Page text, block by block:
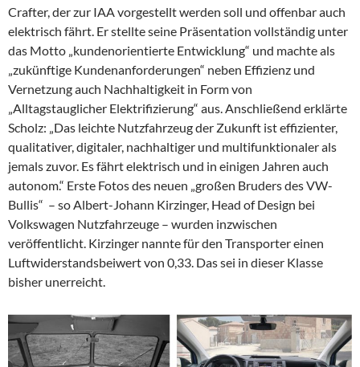
Crafter, der zur IAA vorgestellt werden soll und offenbar auch
elektrisch fährt. Er stellte seine Präsentation vollständig unter
das Motto „kundenorientierte Entwicklung“ und machte als
„zukünftige Kundenanforderungen“ neben Effizienz und
Vernetzung auch Nachhaltigkeit in Form von
„Alltagstauglicher Elektrifizierung“ aus. Anschließend erklärte
Scholz: „Das leichte Nutzfahrzeug der Zukunft ist effizienter,
qualitativer, digitaler, nachhaltiger und multifunktionaler als
jemals zuvor. Es fährt elektrisch und in einigen Jahren auch
autonom.“ Erste Fotos des neuen „großen Bruders des VW-
Bullis“ – so Albert-Johann Kirzinger, Head of Design bei
Volkswagen Nutzfahrzeuge – wurden inzwischen
veröffentlicht. Kirzinger nannte für den Transporter einen
Luftwiderstandsbeiwert von 0,33. Das sei in dieser Klasse
bisher unerreicht.